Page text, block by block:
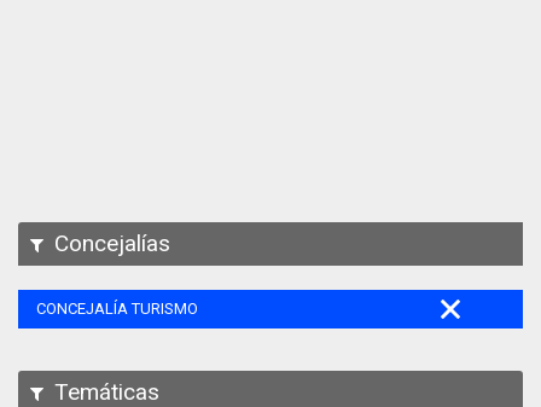
Concejalías
CONCEJALÍA TURISMO
Temáticas